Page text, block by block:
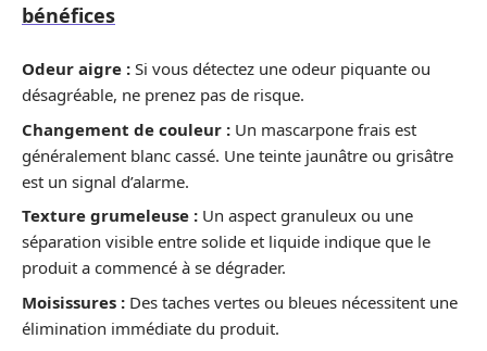
bénéfices
Odeur aigre : Si vous détectez une odeur piquante ou
désagréable, ne prenez pas de risque.
Changement de couleur : Un mascarpone frais est
généralement blanc cassé. Une teinte jaunâtre ou grisâtre
est un signal d’alarme.
Texture grumeleuse : Un aspect granuleux ou une
séparation visible entre solide et liquide indique que le
produit a commencé à se dégrader.
Moisissures : Des taches vertes ou bleues nécessitent une
élimination immédiate du produit.